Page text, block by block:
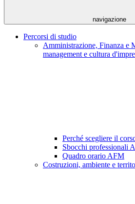
navigazione
Percorsi di studio
Amministrazione, Finanza e
management e cultura
Perché scegliere il
Sbocchi professionali
Quadro orario AFM
Costruzioni, ambiente e